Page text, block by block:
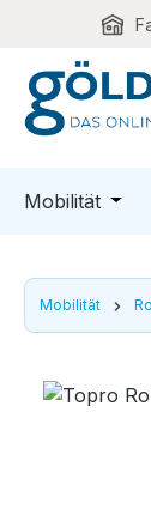
Hauptinhalt
Zur Suche
Zur
Mobilität
Mobilität